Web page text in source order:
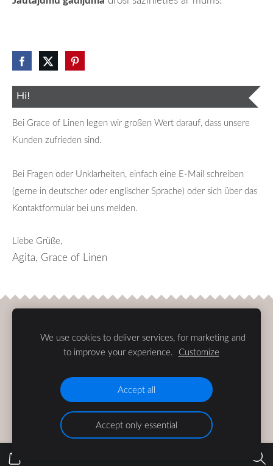
Hi!
Bei Grace of Linen legen wir großen Wert darauf, dass unsere
Kunden zufrieden sind.
Bei Fragen oder Unklarheiten, einfach eine E-Mail schreiben
(gerne in deutscher oder englischer Sprache) oder sich über das
Kontaktformular bei uns melden.
Liebe Grüße,
Agita, Grace of Linen
We use cookies to deliver services, for marketing and
to improve your experience. Customize
Accept all
Accept only essential